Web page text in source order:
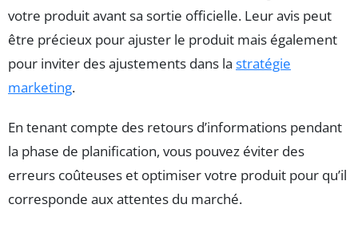
votre produit avant sa sortie officielle. Leur avis peut
être précieux pour ajuster le produit mais également
pour inviter des ajustements dans la stratégie
marketing.
En tenant compte des retours d’informations pendant
la phase de planification, vous pouvez éviter des
erreurs coûteuses et optimiser votre produit pour qu’il
corresponde aux attentes du marché.